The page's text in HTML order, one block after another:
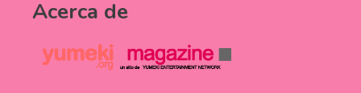
Acerca de